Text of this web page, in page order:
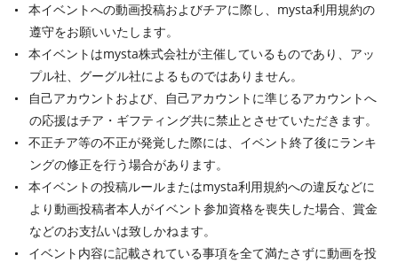
本イベントへの動画投稿およびチアに際し、mysta利用規約の
遵守をお願いいたします。
本イベントはmysta株式会社が主催しているものであり、アッ
プル社、グーグル社によるものではありません。
自己アカウントおよび、自己アカウントに準じるアカウントへ
の応援はチア・ギフティング共に禁止とさせていただきます。
不正チア等の不正が発覚した際には、イベント終了後にランキ
ングの修正を行う場合があります。
本イベントの投稿ルールまたはmysta利用規約への違反などに
より動画投稿者本人がイベント参加資格を喪失した場合、賞金
などのお支払いは致しかねます。
イベント内容に記載されている事項を全て満たさずに動画を投